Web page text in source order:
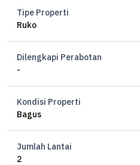
Tipe Properti
Ruko
Dilengkapi Perabotan
-
Kondisi Properti
Bagus
Jumlah Lantai
2